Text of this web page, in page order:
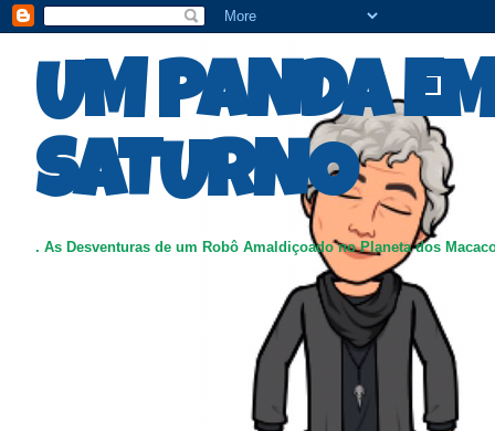
UM PANDA
SATURNO
. As Desventuras de um Robô Amaldiçoado no Planeta dos